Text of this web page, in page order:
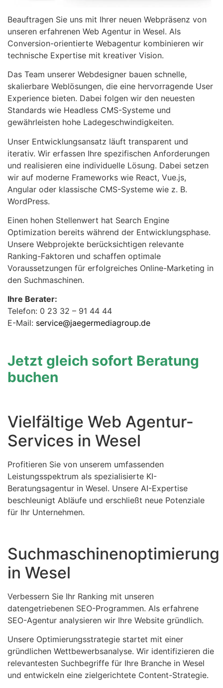
Beauftragen Sie uns mit Ihrer neuen Webpräsenz von
unseren erfahrenen Web Agentur in Wesel. Als
Conversion-orientierte Webagentur kombinieren wir
technische Expertise mit kreativer Vision.
Das Team unserer Webdesigner bauen schnelle,
skalierbare Weblösungen, die eine hervorragende User
Experience bieten. Dabei folgen wir den neuesten
Standards wie Headless CMS-Systeme und
gewährleisten hohe Ladegeschwindigkeiten.
Unser Entwicklungsansatz läuft transparent und
iterativ. Wir erfassen Ihre spezifischen Anforderungen
und realisieren eine individuelle Lösung. Dabei setzen
wir auf moderne Frameworks wie React, Vue.js,
Angular oder klassische CMS-Systeme wie z. B.
WordPress.
Einen hohen Stellenwert hat Search Engine
Optimization bereits während der Entwicklungsphase.
Unsere Webprojekte berücksichtigen relevante
Ranking-Faktoren und schaffen optimale
Voraussetzungen für erfolgreiches Online-Marketing in
den Suchmaschinen.
Ihre Berater:
Telefon: 0 23 32 – 91 44 44
E-Mail: service@jaegermediagroup.de
Jetzt gleich sofort Beratung
buchen
Vielfältige Web Agentur-
Services in Wesel
Profitieren Sie von unserem umfassenden
Leistungsspektrum als spezialisierte KI-
Beratungsagentur in Wesel. Unsere AI-Expertise
beschleunigt Abläufe und erschließt neue Potenziale
für Ihr Unternehmen.
Suchmaschinenoptimierung
in Wesel
Verbessern Sie Ihr Ranking mit unseren
datengetriebenen SEO-Programmen. Als erfahrene
SEO-Agentur analysieren wir Ihre Website gründlich.
Unsere Optimierungsstrategie startet mit einer
gründlichen Wettbewerbsanalyse. Wir identifizieren die
relevantesten Suchbegriffe für Ihre Branche in Wesel
und entwickeln eine zielgerichtete Content-Strategie.